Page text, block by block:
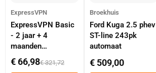
ExpressVPN
ExpressVPN Basic
- 2 jaar + 4
maanden
abonnement
€ 66,98€ 321,72
Broekhuis
Ford Kuga 2.5 phev
ST-line 243pk
automaat
€ 509,00